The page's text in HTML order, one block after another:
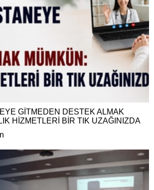
GİTMEDEN DESTEK ALMAK
HİZMETLERİ BİR TIK UZAĞINIZDA